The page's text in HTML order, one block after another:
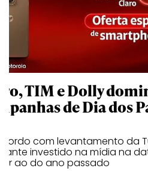
TIM e Dolly
de Dia dos
com levantamento da
investido na mídia na
ao do ano passado